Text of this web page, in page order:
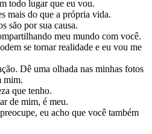
todo lugar que eu vou.
mais do que a própria vida.
são por sua causa.
meu mundo com você.
se tornar realidade e eu vou me
Dê uma olhada nas minhas fotos
mim.
que tenho.
de mim, é meu.
eu acho que você também